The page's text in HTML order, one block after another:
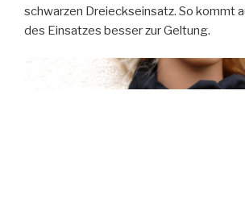
schwarzen Dreieckseinsatz. So kommt
des Einsatzes besser zur Geltung.